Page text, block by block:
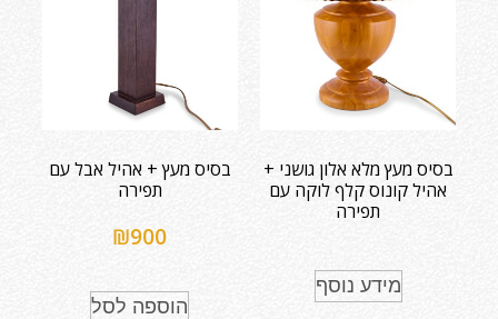
בסיס מעץ מלא אלון גושני +
אהיל קונוס קלף לוקה עם
תפירה
מידע נוסף
בסיס מעץ + אהיל אבל עם
תפירה
₪900
הוספה לסל